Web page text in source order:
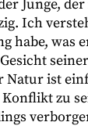
Junge,
Ich
habe, was
Natur ist
zu